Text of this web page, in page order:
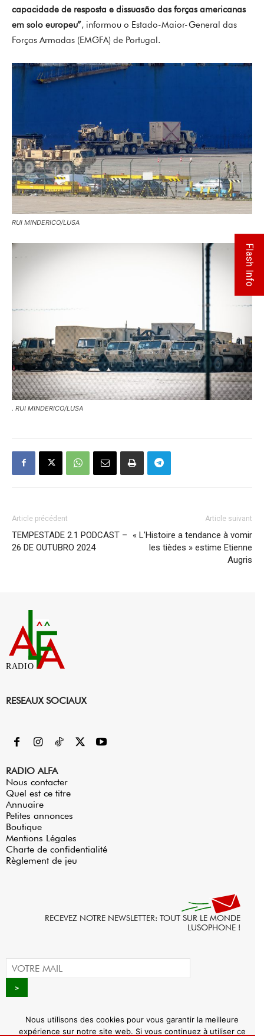
capacidade de resposta e dissuasão das forças americanas
em solo europeu”, informou o Estado-Maior-General das
Forças Armadas (EMGFA) de Portugal.
RUI MINDERICO/LUSA
. RUI MINDERICO/LUSA
Article précédent
TEMPESTADE 2.1 PODCAST –
26 DE OUTUBRO 2024
Article suivant
« L’Histoire a tendance à vomir
les tièdes » estime Etienne
Augris
RADIO
RESEAUX SOCIAUX
RADIO ALFA
Nous contacter
Quel est ce titre
Annuaire
Petites annonces
Boutique
Mentions Légales
Charte de confidentialité
Règlement de jeu
RECEVEZ NOTRE NEWSLETTER: TOUT SUR LE MONDE
LUSOPHONE !
Flash Info
Nous utilisons des cookies pour vous garantir la meilleure
expérience sur notre site web. Si vous continuez à utiliser ce